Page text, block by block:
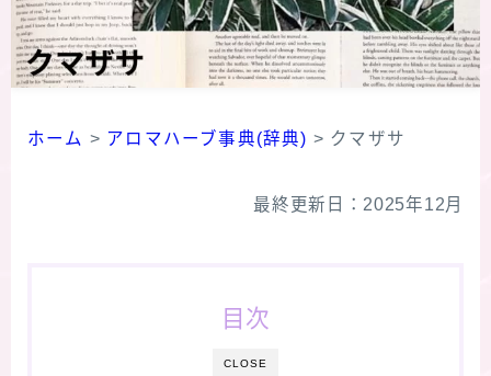
プロフィール
ホーム > アロマハーブ事典(辞典) > クマザサ
最終更新日：2025年12月
CLOSE
目次